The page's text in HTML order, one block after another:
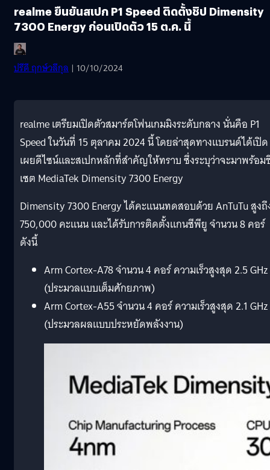
realme ยืนยันสเปก P1 Speed ติดตั้งชิป Dimensity
7300 Energy ก่อนเปิดตัว 15 ต.ค. นี้
ปรีดี ฤกษ์วลีกุล | 10/10/2024
realme เตรียมเปิดตัวสมาร์ตโฟนเกมมิงระดับกลาง นั่นคือ P1
Speed ในวันที่ 15 ตุลาคม 2024 นี้ โดยล่าสุดทางแบรนด์ได้เปิด
เผยดีไซน์และสเปกหลักที่สำคัญให้ทราบ ซึ่งระบุว่าจะมาพร้อม
เซต MediaTek Dimensity 7300 Energy
Dimensity 7300 Energy ได้คะแนนทดสอบด้วย AnTuTu สูงถึ
750,000 คะแนน และได้รับการติดตั้งแกนซีพียู จำนวน 8 คอร์
ดังนี้
Arm Cortex-A78 จำนวน 4 คอร์ ความเร็วสูงสุด 2.5 GHz
(ประมวลแบบเต็มศักยภาพ)
Arm Cortex-A55 จำนวน 4 คอร์ ความเร็วสูงสุด 2.1 GHz
(ประมวลผลแบบประหยัดพลังงาน)